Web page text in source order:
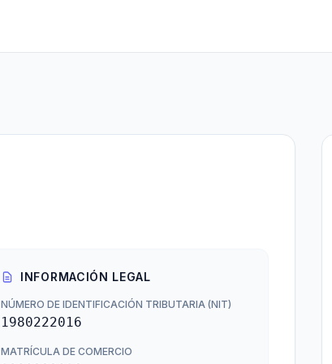
INFORMACIÓN LEGAL
NÚMERO DE IDENTIFICACIÓN TRIBUTARIA (NIT)
1980222016
MATRÍCULA DE COMERCIO